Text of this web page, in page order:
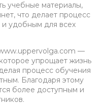
учебные материалы,
что делает процесс
удобным для всех
—
упрощает жизнь
процесс обучения
Благодаря этому
более доступным и